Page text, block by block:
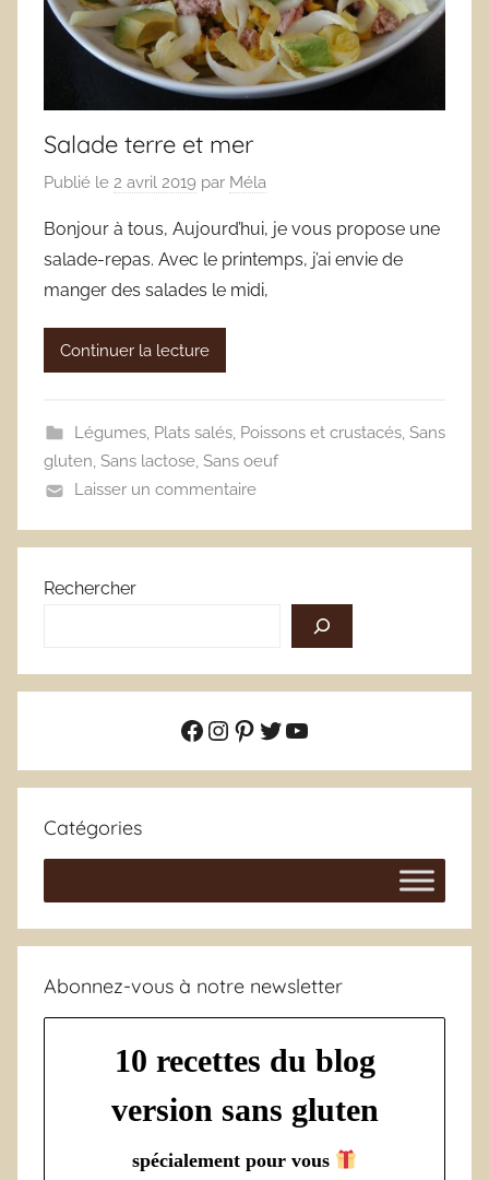
Salade terre et mer
Publié le 2 avril 2019 par Méla
Bonjour à tous, Aujourd’hui, je vous propose une
salade-repas. Avec le printemps, j’ai envie de
manger des salades le midi,
Continuer la lecture
Légumes, Plats salés, Poissons et crustacés, Sans
gluten, Sans lactose, Sans oeuf
Laisser un commentaire
Rechercher
Facebook
Instagram
Pinterest
Twitter
YouTube
Catégories
Abonnez-vous à notre newsletter
10 recettes du blog
version sans gluten
spécialement pour vous